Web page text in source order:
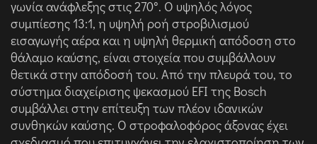
γωνία ανάφλεξης στις 270°. Ο υψηλός λόγος
συμπίεσης 13:1, η υψηλή ροή στροβιλισμού
εισαγωγής αέρα και η υψηλή θερμική απόδοση στο
θάλαμο καύσης, είναι στοιχεία που συμβάλλουν
θετικά στην απόδοσή του. Από την πλευρά του, το
σύστημα διαχείρισης ψεκασμού EFI της Bosch
συμβάλλει στην επίτευξη των πλέον ιδανικών
συνθηκών καύσης. Ο στροφαλοφόρος άξονας έχει